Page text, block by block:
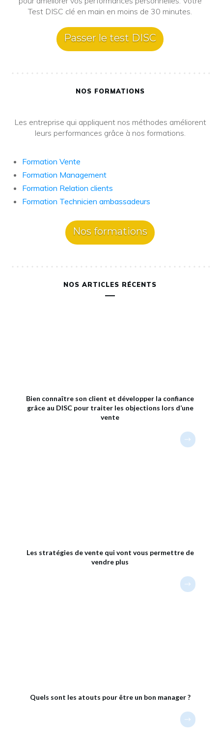
Test DISC clé en main en moins de 30 minutes.
Passer le test DISC
NOS FORMATIONS
Les entreprise qui appliquent nos méthodes améliorent
leurs performances grâce à nos formations.
Formation Vente
Formation Management
Formation Relation clients
Formation Technicien ambassadeurs
Nos formations
NOS ARTICLES RÉCENTS
Bien connaître son client et développer la confiance
grâce au DISC pour traiter les objections lors d’une
vente
Les stratégies de vente qui vont vous permettre de
vendre plus
Quels sont les atouts pour être un bon manager ?